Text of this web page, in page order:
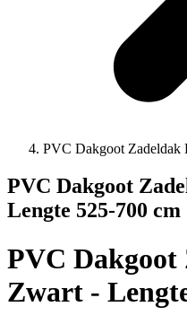
PVC Dakgoot Zadeldak
PVC Dakgoot
Lengte 525-700 cm
PVC Dakgoot
Zwart -